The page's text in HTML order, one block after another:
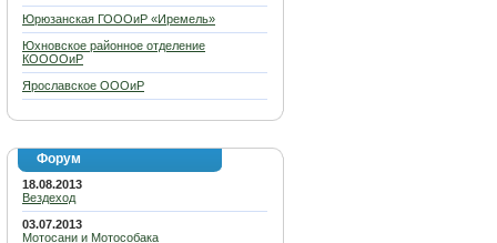
Юрюзанская ГОООиР «Иремель»
Юхновское районное отделение
КООООиР
Ярославское ОООиР
Форум
18.08.2013
Вездеход
03.07.2013
Мотосани и Мотособака